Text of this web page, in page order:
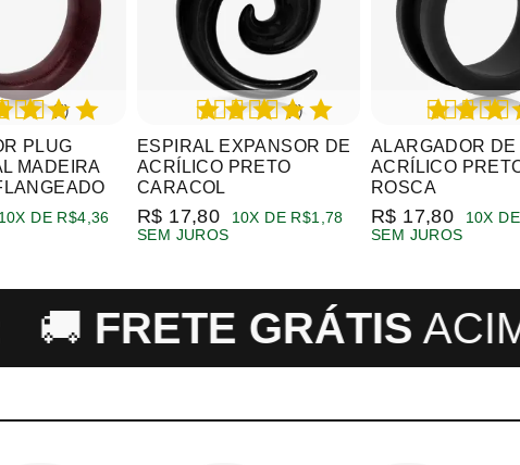
PLUG
MADEIRA
(4)
10X DE R$4,36
ESPIRAL EXPANSOR DE
ACRÍLICO PRETO
CARACOL
(8)
R$ 17,80
10X DE R$1,78
SEM JUROS
ALARGADOR DE
ACRÍLICO
ROSCA
R$ 17,80
10X
SEM JUROS
FRETE GRÁTIS